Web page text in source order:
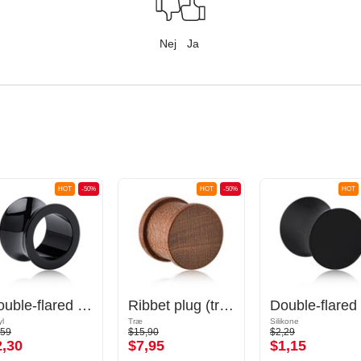
Nej Ja
-50%
HOT
Double-flared tunnel (akryl, flere farver)
-50%
HOT
Ribbet plug (træ)
Træ
$15,90
$7,95
HOT
Silikone
$2,29
$1,15